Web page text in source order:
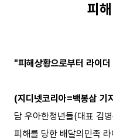
피
"피해상황으로부터 라이
(지디넷코리아=백봉삼 기
담 우아한청년들(대표 김
피해를 당한 배달의민족